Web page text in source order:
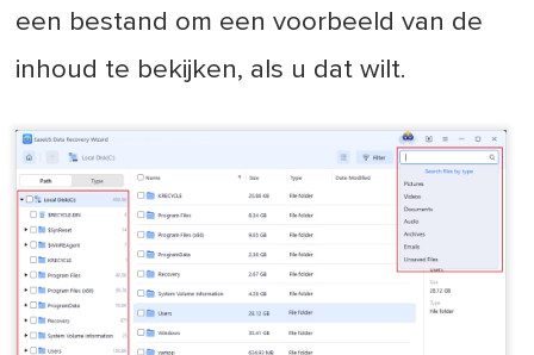
een bestand om een voorbeeld van de
inhoud te bekijken, als u dat wilt.